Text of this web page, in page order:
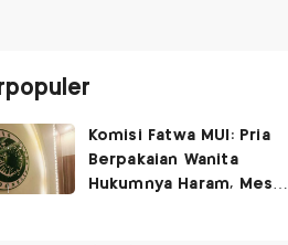
Komisi Fatwa MUI: Pria
Berpakaian Wanita
Hukumnya Haram, Meski